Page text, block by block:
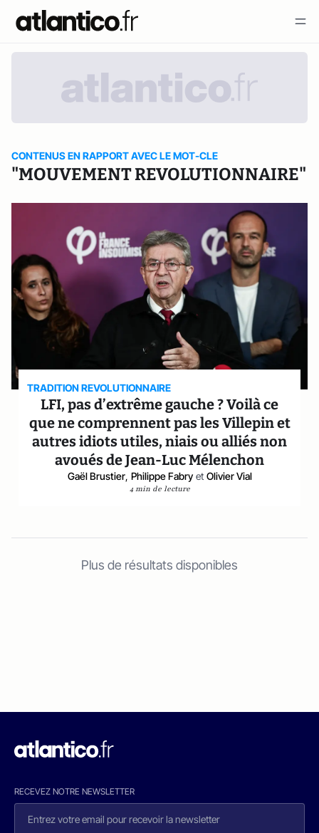
CONTENUS EN RAPPORT AVEC LE MOT-CLE
"MOUVEMENT REVOLUTIONNAIRE"
TRADITION REVOLUTIONNAIRE
LFI, pas d’extrême gauche ? Voilà ce
que ne comprennent pas les Villepin et
autres idiots utiles, niais ou alliés non
avoués de Jean-Luc Mélenchon
Gaël Brustier, Philippe Fabry et Olivier Vial
4 min de lecture
Plus de résultats disponibles
RECEVEZ NOTRE NEWSLETTER